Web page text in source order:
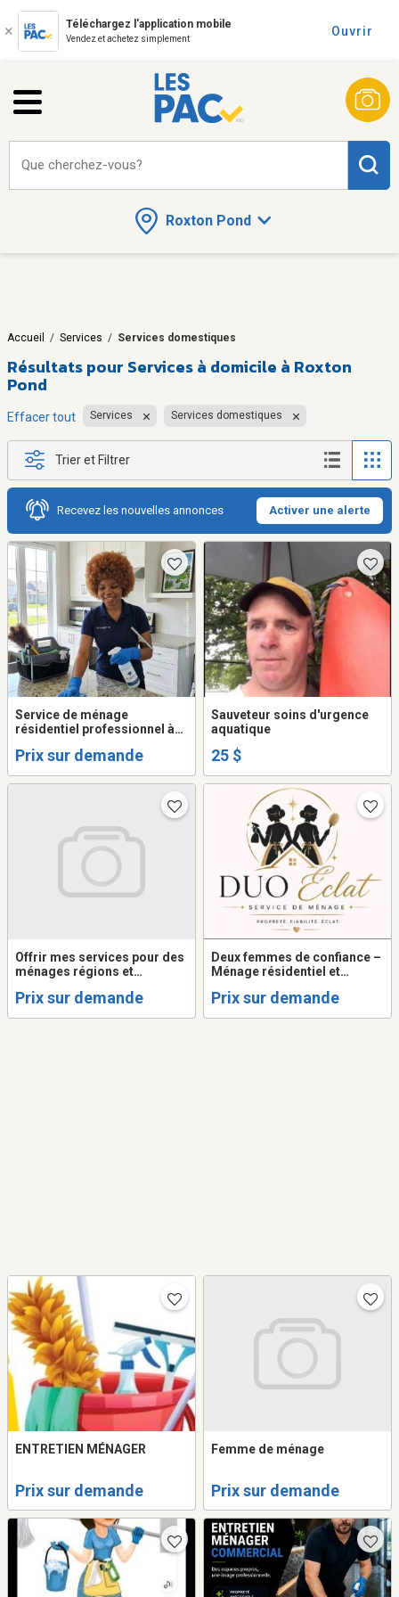
Téléchargez l'application mobile
Vendez et achetez simplement
Ouvrir
Roxton Pond
Que cherchez-vous?
Accueil / Services / Services domestiques
Résultats pour Services à domicile à Roxton
Pond
Effacer tout Services Services domestiques
Trier et Filtrer
Recevez les nouvelles annonces Activer une alerte
Service de ménage
résidentiel professionnel à
Prix sur demande
Sauveteur soins d'urgence
aquatique
25 $
Offrir mes services pour des
ménages régions et
Prix sur demande
Deux femmes de confiance –
Ménage résidentiel et
Prix sur demande
ENTRETIEN MÉNAGER
Prix sur demande
Femme de ménage
Prix sur demande